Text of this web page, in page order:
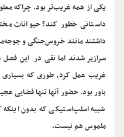
یکی از همه غریب‌تر بود. چراکه
داستانی خطور کند؟ حیوانات
داشتند مانند خروس‌جنگی و
سرازیر شدند اما نقی در این فصل
غریب عمل کرد، طوری که بسیاری
باور بود. حضور آنها تنها فضایی
شبیه اسلپ‌استیکی که بدون اینکه
ملموس هم نیست.